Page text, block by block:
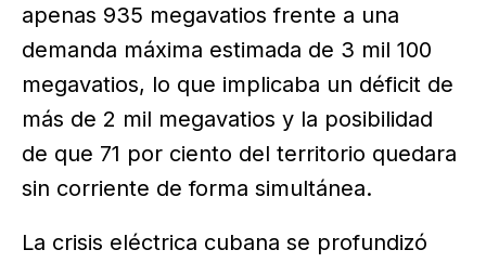
apenas 935 megavatios frente a una
demanda máxima estimada de 3 mil 100
megavatios, lo que implicaba un déficit de
más de 2 mil megavatios y la posibilidad
de que 71 por ciento del territorio quedara
sin corriente de forma simultánea.
La crisis eléctrica cubana se profundizó